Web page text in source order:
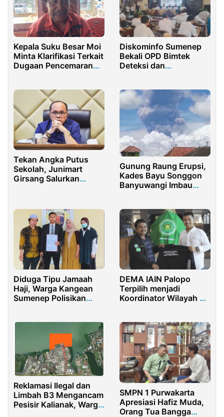
Kepala Suku Besar Moi
Minta Klarifikasi Terkait
Dugaan Pencemaran
Diskominfo Sumenep
Bekali OPD Bimtek
Deteksi dan
Tekan Angka Putus
Sekolah, Junimart
Girsang Salurkan
Gunung Raung Erupsi,
Kades Bayu Songgon
Banyuwangi Imbau
Diduga Tipu Jamaah
Haji, Warga Kangean
Sumenep Polisikan
DEMA IAIN Palopo
Terpilih menjadi
Koordinator Wilayah V
Reklamasi Ilegal dan
Limbah B3 Mengancam
Pesisir Kalianak, Warga
SMPN 1 Purwakarta
Apresiasi Hafiz Muda,
Orang Tua Bangga